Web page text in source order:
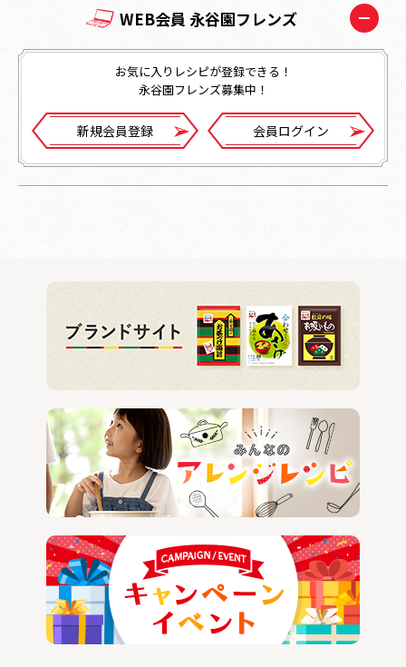
WEB会員 永谷園フレンズ
お気に入りレシピが登録できる！
永谷園フレンズ募集中！
新規会員登録 会員ログイン